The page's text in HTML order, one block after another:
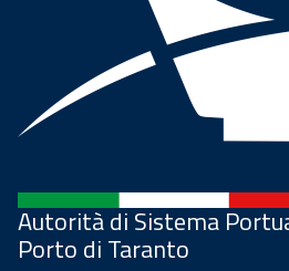
Autorità di Sistema
Porto di Taranto